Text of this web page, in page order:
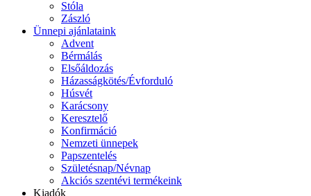
Stóla
Zászló
Ünnepi ajánlataink
Advent
Bérmálás
Elsőáldozás
Házasságkötés/Évforduló
Húsvét
Karácsony
Keresztelő
Konfirmáció
Nemzeti ünnepek
Papszentelés
Születésnap/Névnap
Akciós szentévi termékeink
Kiadók